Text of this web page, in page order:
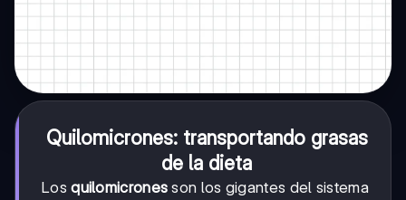
Quilomicrones: transportando grasas
de la dieta
Losquilomicrones son los gigantes del sistema